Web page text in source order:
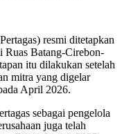
resmi ditetapkan
Ruas Batang-Cirebon-
itu dilakukan setelah
mitra yang digelar
April 2026.
sebagai pengelola
juga telah